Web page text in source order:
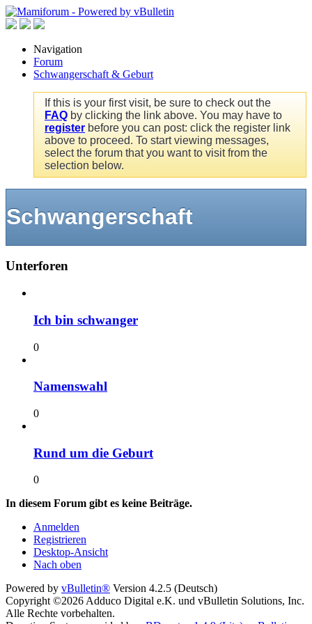
Navigation
Forum
Schwangerschaft & Geburt
If this is your first visit, be sure to check out the
FAQ by clicking the link above. You may have to
register before you can post: click the register link
above to proceed. To start viewing messages,
select the forum that you want to visit from the
selection below.
Schwangerschaft
Unterforen
Ich bin schwanger
0
Namenswahl
0
Rund um die Geburt
0
In diesem Forum gibt es keine Beiträge.
Anmelden
Registrieren
Desktop-Ansicht
Nach oben
Powered by vBulletin® Version 4.2.5 (Deutsch)
Copyright ©2026 Adduco Digital e.K. und vBulletin Solutions, Inc.
Alle Rechte vorbehalten.